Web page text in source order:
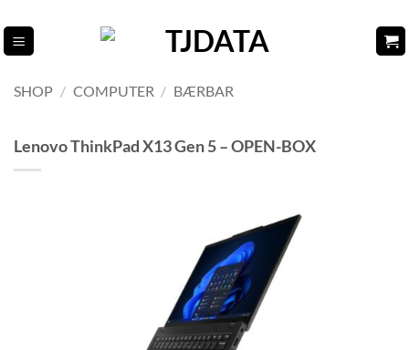
til
indhold
SHOP / COMPUTER / BÆRBAR
Lenovo ThinkPad X13 Gen 5 – OPEN-BOX